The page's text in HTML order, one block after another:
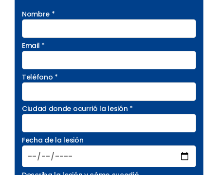
Nombre *
Email *
Teléfono *
Ciudad donde ocurrió la lesión *
Fecha de la lesión